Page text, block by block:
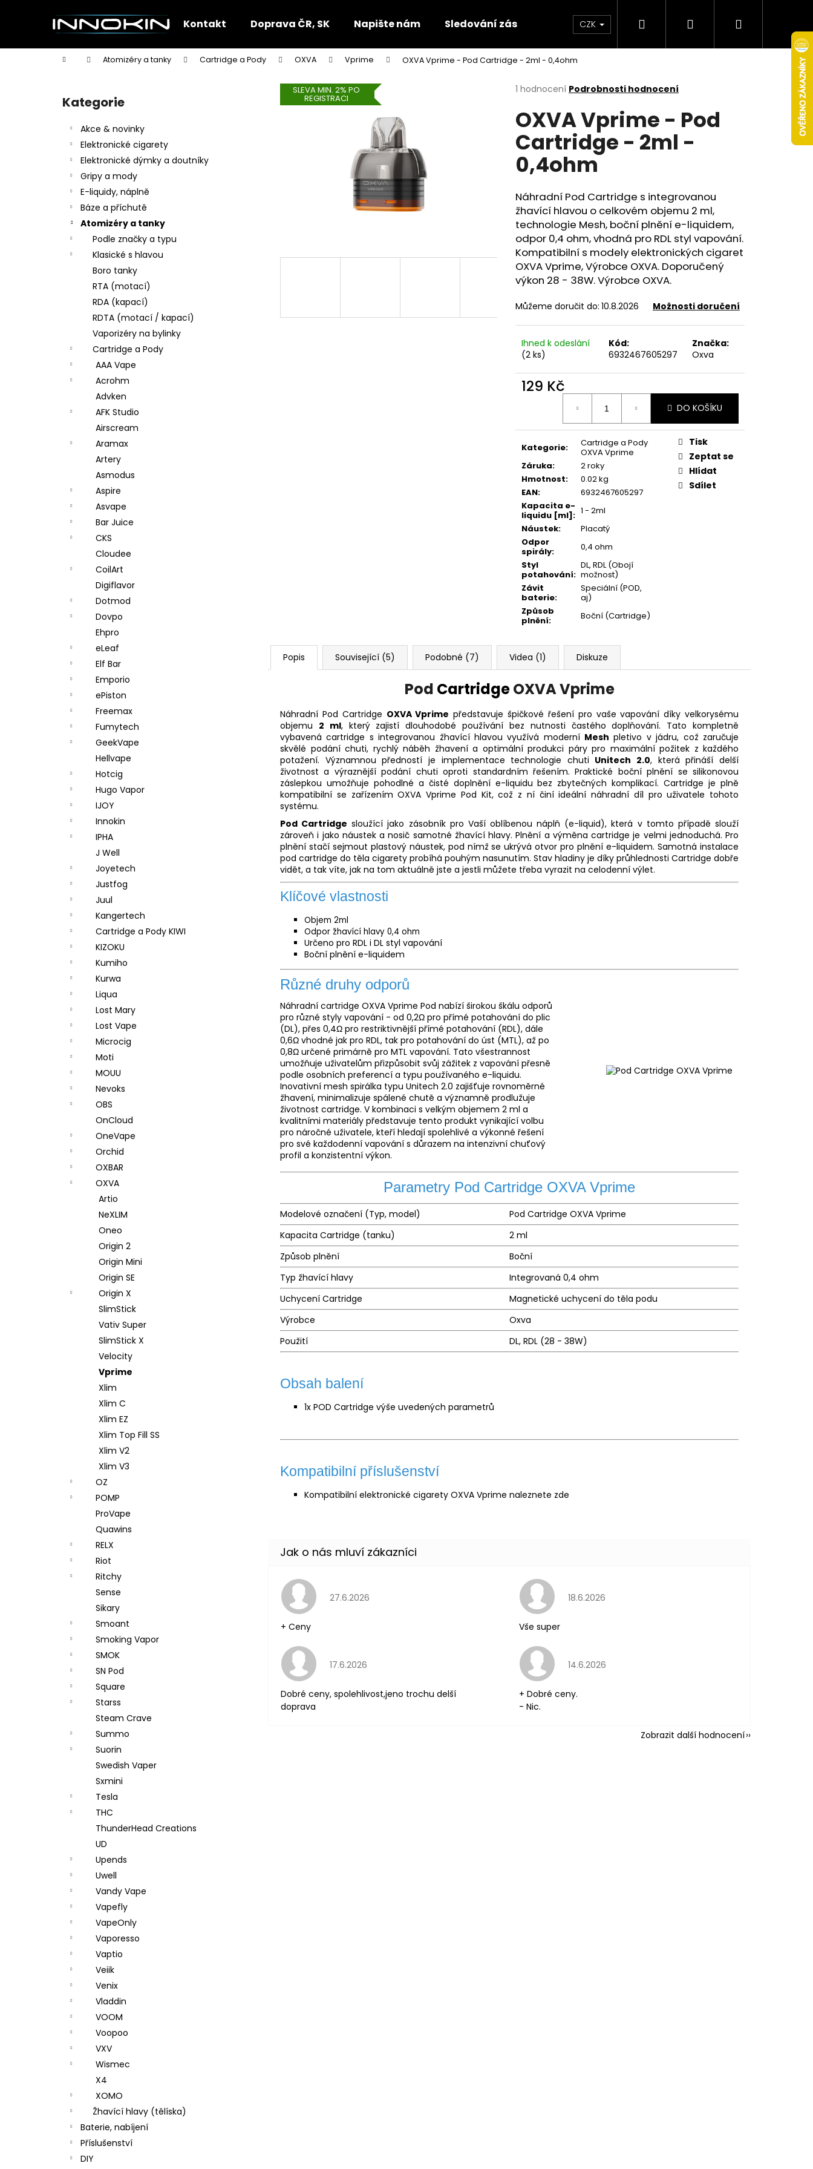
Kontakt Doprava ČR, SK Napište nám Sledování zásilek Obchodní podmínky Věrnostní program
CZK Hledat PřihlášeníNákupní
Domů Atomizéry a tanky Cartridge a Pody OXVA Vprime OXVA Vprime - Pod Cartridge - 2ml - 0,4ohm
Přeskočit
kategorie
Kategorie
Akce & novinky
Elektronické cigarety
Elektronické dýmky a doutníky
Gripy a mody
E-liquidy, náplně
Báze a příchutě
Atomizéry a tanky
Podle značky a typu
Klasické s hlavou
Boro tanky
RTA (motací)
RDA (kapací)
RDTA (motací / kapací)
Vaporizéry na bylinky
Cartridge a Pody
AAA Vape
Acrohm
Advken
AFK Studio
Airscream
Aramax
Artery
Asmodus
Aspire
Asvape
Bar Juice
CKS
Cloudee
CoilArt
Digiflavor
Dotmod
Dovpo
Ehpro
eLeaf
Elf Bar
Emporio
ePiston
Freemax
Fumytech
GeekVape
Hellvape
Hotcig
Hugo Vapor
IJOY
Innokin
IPHA
J Well
Joyetech
Justfog
Juul
Kangertech
Cartridge a Pody KIWI
KIZOKU
Kumiho
Kurwa
Liqua
Lost Mary
Lost Vape
Microcig
Moti
MOUU
Nevoks
OBS
OnCloud
OneVape
Orchid
OXBAR
OXVA
Artio
NeXLIM
Oneo
Origin 2
Origin Mini
Origin SE
Origin X
SlimStick
Vativ Super
SlimStick X
Velocity
Vprime
Xlim
Xlim C
Xlim EZ
Xlim Top Fill SS
Xlim V2
Xlim V3
OZ
POMP
ProVape
Quawins
RELX
Riot
Ritchy
Sense
Sikary
Smoant
Smoking Vapor
SMOK
SN Pod
Square
Starss
Steam Crave
Summo
Suorin
Swedish Vaper
Sxmini
Tesla
THC
ThunderHead Creations
UD
Upends
Uwell
Vandy Vape
Vapefly
VapeOnly
Vaporesso
Vaptio
Veiik
Venix
Vladdin
VOOM
Voopoo
VXV
Wismec
X4
XOMO
Žhavící hlavy (tělíska)
Baterie, nabíjení
Příslušenství
DIY
Průměrné
produktu
je
5,0
z
5
hvězdiček.
1 hodnocení Podrobnosti hodnocení
OXVA Vprime - Pod
Cartridge - 2ml -
0,4ohm
Náhradní Pod Cartridge s integrovanou
žhavící hlavou o celkovém objemu 2 ml,
technologie Mesh, boční plnění e-liquidem,
odpor 0,4 ohm, vhodná pro RDL styl vapování.
Kompatibilní s modely elektronických cigaret
OXVA Vprime, Výrobce OXVA. Doporučený
výkon 28 - 38W. Výrobce OXVA.
Můžeme doručit do: 10.8.2026 Možnosti doručení
Ihned k odeslání
(2 ks)
Kód:
6932467605297
Značka:
Oxva
129 Kč
DO KOŠÍKU
Kategorie:
Cartridge a Pody
OXVA Vprime
Záruka:
2 roky
Hmotnost:
0.02 kg
EAN:
6932467605297
Kapacita e-
liquidu [ml]: 1 - 2ml
Náustek:
Placatý
Odpor
spirály:
0,4 ohm
Styl
potahování:
DL, RDL (Obojí
možnost)
Závit
baterie:
Speciální (POD,
aj)
Způsob
plnění: Boční (Cartridge)
Tisk
Zeptat se
Hlídat
Sdílet
SLEVA MIN. 2% PO
REGISTRACI
Popis Související (5) Podobné (7) Videa (1) Diskuze
Pod CartridgeOXVA Vprime
Náhradní Pod Cartridge OXVA Vprime představuje špičkové řešení pro vaše vapování díky velkorysému
objemu 2 ml, který zajistí dlouhodobé používání bez nutnosti častého doplňování. Tato kompletně
vybavená cartridge s integrovanou žhavící hlavou využívá moderní Mesh pletivo v jádru, což zaručuje
skvělé podání chuti, rychlý náběh žhavení a optimální produkci páry pro maximální požitek z každého
potažení. Významnou předností je implementace technologie chuti Unitech 2.0, která přináší delší
životnost a výraznější podání chuti oproti standardním řešením. Praktické boční plnění se silikonovou
záslepkou umožňuje pohodlné a čisté doplnění e-liquidu bez zbytečných komplikací. Cartridge je plně
kompatibilní se zařízením OXVA Vprime Pod Kit, což z ní činí ideální náhradní díl pro uživatele tohoto
systému.
Pod Cartridge sloužící jako zásobník pro Vaší oblíbenou náplň (e-liquid), která v tomto případě slouží
zároveň i jako náusteka nosič samotné žhavící hlavy. Plnění a výměna cartridge je velmi jednoduchá. Pro
plnění stačí sejmout plastový náustek, pod nímž se ukrývá otvor pro plnění e-liquidem. Samotná instalace
pod cartridge do těla cigarety probíhá pouhým nasunutím. Stav hladiny je díky průhlednosti Cartridge dobře
vidět, a tak víte, jak na tom aktuálně jste a jestli můžete třeba vyrazit na celodenní výlet.
Klíčové vlastnosti
Objem 2ml
Odpor žhavící hlavy 0,4 ohm
Určeno pro RDL i DL styl vapování
Boční plnění e-liquidem
Různé druhy odporů
Náhradní cartridge OXVA Vprime Pod nabízí širokou škálu odporů
pro různé styly vapování - od 0,2Ω pro přímé potahování do plic
(DL), přes 0,4Ω pro restriktivnější přímé potahování (RDL), dále
0,6Ω vhodné jak pro RDL, tak pro potahování do úst (MTL), až po
0,8Ω určené primárně pro MTL vapování. Tato všestrannost
umožňuje uživatelům přizpůsobit svůj zážitek z vapování přesně
podle osobních preferencí a typu používaného e-liquidu.
Inovativní mesh spirálka typu Unitech 2.0 zajišťuje rovnoměrné
žhavení, minimalizuje spálené chutě a významně prodlužuje
životnost cartridge. V kombinaci s velkým objemem 2 ml a
kvalitními materiály představuje tento produkt vynikající volbu
pro náročné uživatele, kteří hledají spolehlivé a výkonné řešení
pro své každodenní vapování s důrazem na intenzivní chuťový
profil a konzistentní výkon.
Parametry Pod Cartridge OXVA Vprime
Modelové označení (Typ, model)
Pod Cartridge OXVA Vprime
Kapacita Cartridge (tanku)
2 ml
Způsob plnění
Boční
Typ žhavící hlavy
Integrovaná 0,4 ohm
Uchycení Cartridge
Magnetické uchycení do těla podu
Výrobce
Oxva
Použití
DL, RDL (28 - 38W)
Obsah balení
1x POD Cartridge výše uvedených parametrů
Kompatibilní příslušenství
Kompatibilní elektronické cigarety OXVA Vprime naleznete zde
Hodnocení obchodu je 5 z 5 hvězdiček.
27.6.2026
+ Ceny
Hodnocení obchodu je 5 z 5 hvězdiček.
18.6.2026
Vše super
Hodnocení obchodu je 5 z 5 hvězdiček.
17.6.2026
Dobré ceny, spolehlivost,jeno trochu delší
doprava
Hodnocení obchodu je 5 z 5 hvězdiček.
14.6.2026
+ Dobré ceny.
- Nic.
Zobrazit další hodnocení
í
Zpět
do
Zpět
do
Co potřebujete najít?
Doporučujeme
Následující
DEKANG DESERT SHIP 10ML 11MG
154 Kč
Původně: 195 Kč
OXVA XLIM TOP FILL SS POD CARTRIDGE
1,2OHM 2ML